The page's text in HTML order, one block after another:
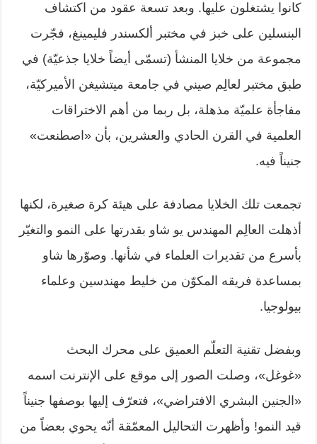
كانوا يشتغلون عليها. وبعد تسعة عقود من اكتشاف
البنسلين على خبز في مختبر ألكسندر فليمينغ، فجّرت
مجموعة من خلايا المنشأ (تسمّى أيضاً خلايا جذعيّة) في
طبق مختبر لعالِم صيني في جامعة ميتشيغن الأميركيّة،
مفاجأة علميّة مذهلة، بل ربما من أهم الاختراقات
العلمية في القرن الحادي والعشرين، بأن «اصطنعت»
جنيناً فيه.
تجمعت تلك الخلايا مصادفة على هيئة كرة صغيرة، لكنها
أذهلت العالِم المهندس يو شاو بقدرتها على النمو والتغيّر
بأسرع من تقديرات العلماء في شأنها. وصوّرها شاو
بمساعدة فريقه المكوّن من خليط مهندسين وعلماء
بيولوجيا.
وبفضل تقنية التعلّم العميق على محرك البحث
«غوغل»، وصلت الصور إلى موقع على الإنترنت اسمه
«الجنين البشري الافتراضي»، فتعرّف إليها بوصفها جنيناً
قيد النمو! وأظهرت التحاليل المعمّقة أنّه يحوي بعضاً من